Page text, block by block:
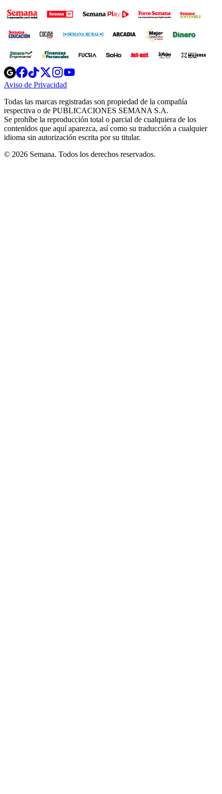
Opens
in
new
Opens
in
new
Opens
in
new
window
Opens
new
windowwindow
Aviso de Privacidad
new
window
Todas las marcas registradas son propiedad de la compañía
respectiva o de PUBLICACIONES SEMANA S.A.
Se prohíbe la reproducción total o parcial de cualquiera de los
contenidos que aquí aparezca, así como su traducción a cualquier
idioma sin autorización escrita por su titular.
© 2026 Semana. Todos los derechos reservados.